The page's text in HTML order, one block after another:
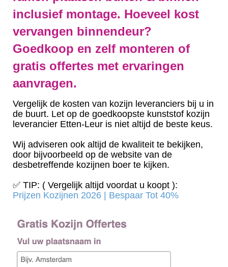
inclusief montage. Hoeveel kost
vervangen binnendeur?
Goedkoop en zelf monteren of
gratis offertes met ervaringen
aanvragen.
Vergelijk de kosten van kozijn leveranciers bij u in
de buurt. Let op de goedkoopste kunststof kozijn
leverancier Etten-Leur is niet altijd de beste keus.
Wij adviseren ook altijd de kwaliteit te bekijken,
door bijvoorbeeld op de website van de
desbetreffende kozijnen boer te kijken.
✅ TIP: ( Vergelijk altijd voordat u koopt ):
Prijzen Kozijnen 2026 | Bespaar Tot 40%‎